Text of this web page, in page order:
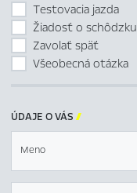
Testovacia jazda
Žiadosť o schôdzku
Zavolať späť
Všeobecná otázka
ÚDAJE O VÁS 
Meno